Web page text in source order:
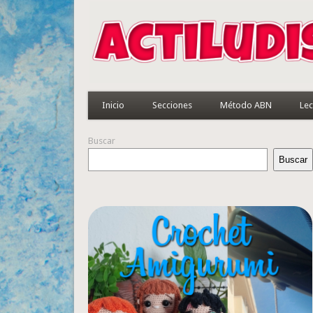
Inicio Secciones Método ABN
Buscar
Buscar